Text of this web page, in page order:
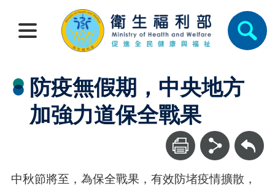
防疫無假期，中央地方
加強力道保全戰果
回上一頁
中秋節將至，為保全戰果，有效防堵疫情擴散，